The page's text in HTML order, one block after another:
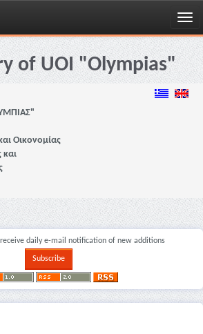
of UOI "Olympias"
Οικονομίας
και
daily e-mail notification of new additions